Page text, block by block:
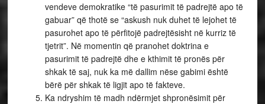
vendeve demokratike “të pasurimit të padrejtë apo të
gabuar” që thotë se “askush nuk duhet të lejohet të
pasurohet apo të përfitojë padrejtësisht në kurriz të
tjetrit”. Në momentin që pranohet doktrina e
pasurimit të padrejtë dhe e kthimit të pronës për
shkak të saj, nuk ka më dallim nëse gabimi është
bërë për shkak të ligjit apo të fakteve.
Ka ndryshim të madh ndërmjet shpronësimit për